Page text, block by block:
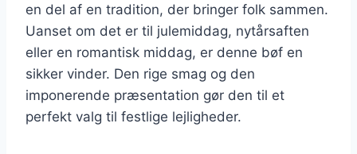
en del af en tradition, der bringer folk sammen.
Uanset om det er til julemiddag, nytårsaften
eller en romantisk middag, er denne bøf en
sikker vinder. Den rige smag og den
imponerende præsentation gør den til et
perfekt valg til festlige lejligheder.